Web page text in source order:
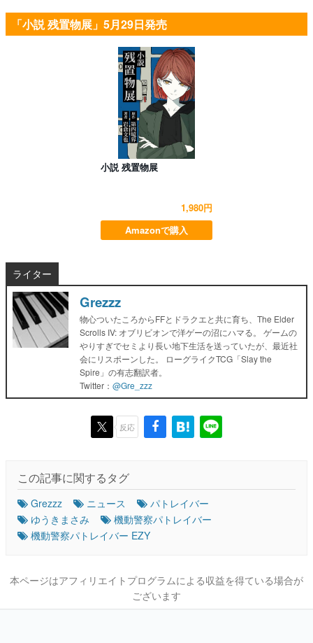
「小説 残置物展」5月29日発売
小説 残置物展
1,980円
Amazonで購入
ライター
Grezzz
物心ついたころからFFとドラクエと共に育ち、The Elder
Scrolls IV: オブリビオンで洋ゲーの沼にハマる。 ゲームの
やりすぎでセミより長い地下生活を送っていたが、最近社
会にリスポーンした。 ローグライクTCG「Slay the
Spire」の有志翻訳者。
Twitter： @Gre_zzz
反応
この記事に関するタグ
Grezzz ニュース
パトレイバー
ゆうきまさみ
機動警察パトレイバー
機動警察パトレイバー EZY
本ページはアフィリエイトプログラムによる収益を得ている場合が
ございます